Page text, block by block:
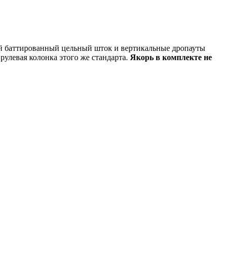
цельный шток и вертикальные дропауты
колонка этого же стандарта. Якорь в комплекте не